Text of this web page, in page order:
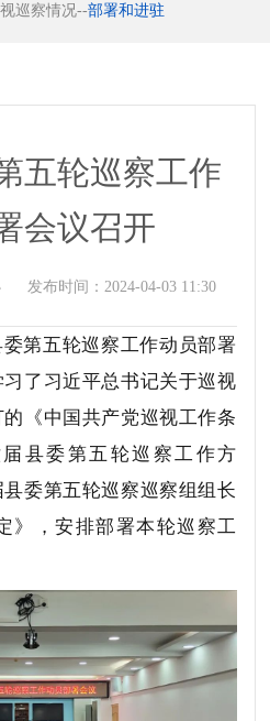
巡察情况--部署和进驻
五轮巡察工作
会议召开
发布时间： 2024-04-03 11:30
第五轮巡察工作动员部署
了习近平总书记关于巡视
《中国共产党巡视工作条
县委第五轮巡察工作方
委第五轮巡察巡察组组长
》，安排部署本轮巡察工